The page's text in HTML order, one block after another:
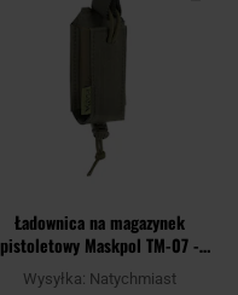
Ładownica na magazynek
pistoletowy Maskpol TM-07 -
Ranger Green
Wysyłka: Natychmiast